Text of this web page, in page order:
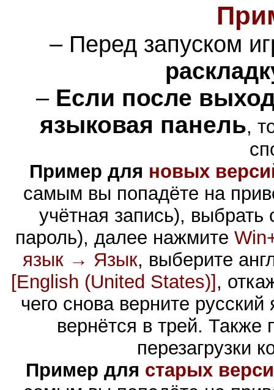
– Перед запуском
– Если после
языковая панель,
Пример для новых
самым вы попадёте на
учётная запись),
пароль), далее нажмите
язык → Язык, выберите
[English (United States)] ,
чего снова верните
вернётся в трей. Также
перезагрузки
Пример для старых